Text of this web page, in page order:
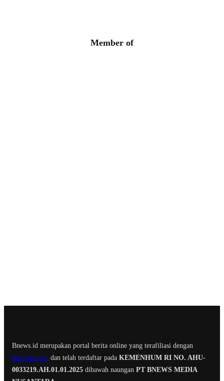
Member of
Bnews.id merupakan portal berita online yang terafiliasi dengan
bnewstv.com dan telah terdaftar pada KEMENHUM RI NO. AHU-
0033219.AH.01.01.2025 dibawah naungan PT BNEWS MEDIA